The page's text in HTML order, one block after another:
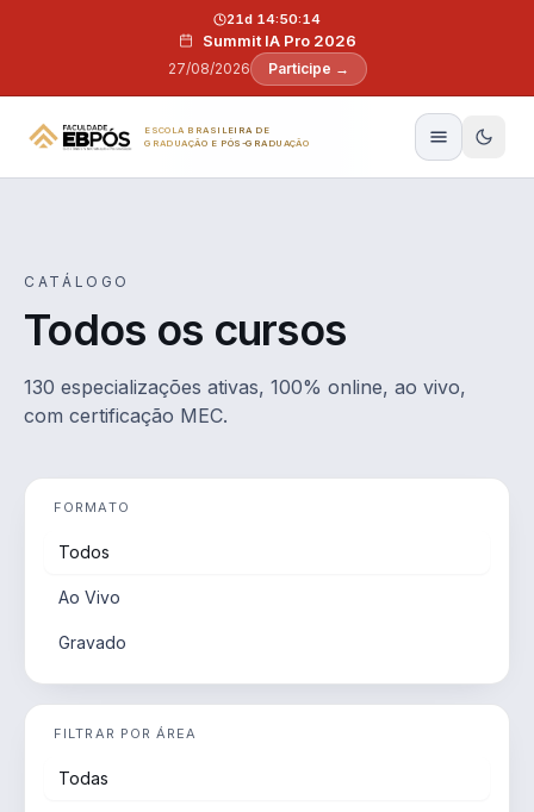
Summit IA Pro 2026
27/08/2026
21d 14:50:13
Participe →
ESCOLA BRASILEIRA DE
GRADUAÇÃO E PÓS-GRADUAÇÃO
CATÁLOGO
Todos os cursos
130 especializações ativas, 100% online, ao vivo,
com certificação MEC.
FORMATO
Todos
Ao Vivo
Gravado
FILTRAR POR ÁREA
Todas